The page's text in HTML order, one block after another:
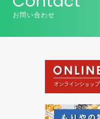
お問い合わせ